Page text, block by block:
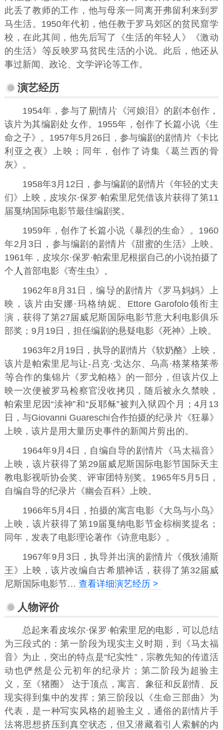
此丢了教师的工作，他与母亲一同离开弗留利来到罗
马生活。1950年代初，他任教于罗马郊区的贫民窟学
校，在此其间，他先后写了《生活的年轻人》《激动
的生活》
反映罗马贫民生活的小说。此后，他还从
事过新闻、政论、文学评论等工作。
演艺经历
1954年，参与了 情
《河娘泪》的剧本创作，
该片为其编剧处
作。1955年，创作了长篇小说《生
命之子》。1957年5月26日，参与编剧的剧情片《卡比
利亚之夜 》上映；同年，创作了诗集《葛兰西的骨
灰》。
1958年3月12日，参与编剧的剧情片《年轻的丈夫
们》上映，皮埃尔·保罗·帕索里尼凭借该片获得了第11
届戛纳国际电影节最佳编剧奖。
1959年，创作了长篇小说《暴烈的生命》。1960
年2月3日，参与编剧的剧情片《甜蜜的生活》上映。
1961年，皮埃尔·保罗·帕索里尼根据自己的小说拍摄了
个
首部电影《寄生虫 》。
1962年8月31日，编
的剧情片《罗马妈妈》上
映，该片由安娜·玛格纳妮 、 Ettore Garofolo领衔主
演，获得了第27届威尼斯国际电影节意大利电影俱乐
部奖；9月19日，担任编剧的悬疑电影《死神》上映。
1963年2月19日，执导的剧情片《软奶酪》上映，
该片是帕索里尼与让-吕克·戈达尔、乌高·格莱格莱蒂
合作的集锦片《罗戈帕格》的一部分，但该片仅上
映一次便被罗马检察官没收拷贝，随后被永久禁映，
帕索里尼因“渎神”和“反耶稣”被判入狱四个月；4月13
日，与Giovanni Guareschi合作拍摄的纪录片《狂暴》
上映，该片是用大量历史事件的新闻片剪
的。
1964年9月4日，自编自导的剧情片《马太福音》
上映，该片获得了第29届威尼斯国际电影节 国际天主
教电影视听协会奖、评审团特别奖。1965年5月5日，
自编自导的纪录片《幽会百科》上映。
1966年5月4日，拍摄的寓言电影《大鸟与小鸟》
上映，该片获得了第19届戛纳电影节金棕榈奖提名；
同年，发表了电影理论著作《诗意电影》。
1967年9月3日，执导并出演的剧情片《俄狄浦斯
王 》上映，该片改编自古希腊神话，获得了第32届威
尼斯国际电影节… 查看详细演艺经历 >
人物评价
总起来看皮埃尔·保罗·帕索里尼的电影，可以总结
为三段式的：第一阶段为现实主义时期，到《马太福
音》为止，突出的特点是“纪实性”，宗教先知的传道活
动也俨然是公元初年的纪录片；第二阶段为超验主
义，至《猪圈》 达于顶点，寓言、象征和反剧情、反
现实得到集中的发挥；第三阶段以《生命三部曲》为
代表，是一种写实风格的超验主义，通俗的剧情片手
法将思想挤压到真空状态，但又潜藏着引人索解的内